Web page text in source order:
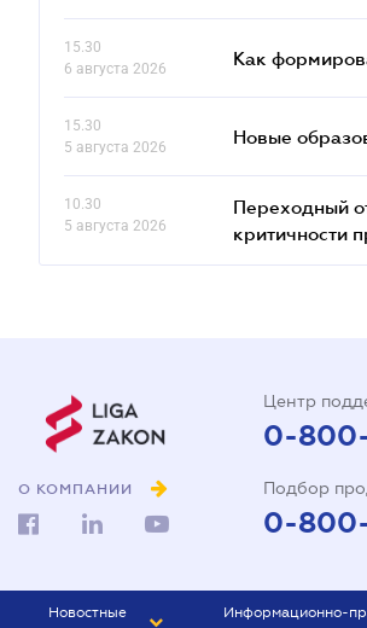
15.30
6 августа 2026
Как
15.30
5 августа 2026
Новые
10.30
5 августа 2026
Переходный
критичности
О КОМПАНИИ
Центр
0-
Подбор
0-
Новостные
Информационно-